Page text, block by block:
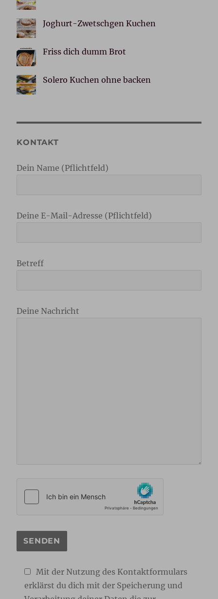
Joghurt-Zwetschgen Kuchen
Friss dich dumm Brot
Solero Kuchen ohne backen
KONTAKT
Dein Name (Pflichtfeld)
Deine E-Mail-Adresse (Pflichtfeld)
Betreff
Deine Nachricht
Mit der Nutzung des Kontaktformulars
erklärst du dich mit der Speicherung und